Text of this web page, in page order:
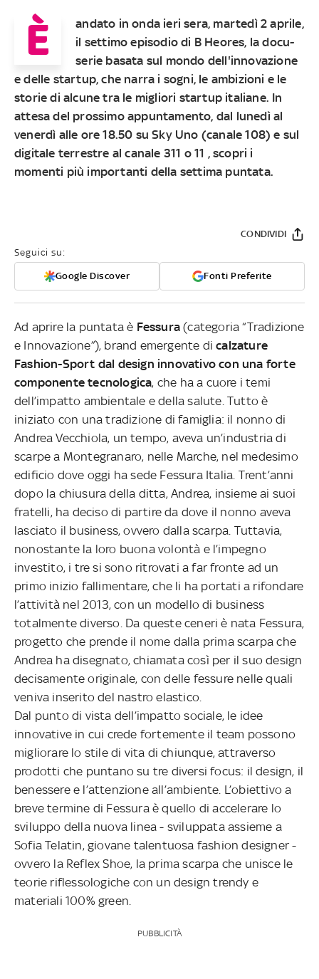
È
andato in onda ieri sera, martedì 2 aprile,
il settimo episodio di B Heores, la docu-
serie basata sul mondo dell'innovazione
e delle startup, che narra i sogni, le ambizioni e le
storie di alcune tra le migliori startup italiane. In
attesa del prossimo appuntamento, dal lunedì al
venerdì alle ore 18.50 su Sky Uno (canale 108) e sul
digitale terrestre al canale 311 o 11 , scopri i
momenti più importanti della settima puntata.
Seguici su:
Google Discover Fonti Preferite
CONDIVIDI
Ad aprire la puntata è Fessura (categoria “Tradizione
e Innovazione”), brand emergente dicalzature
Fashion-Sport dal design innovativo con una forte
componente tecnologica, che ha a cuore i temi
dell’impatto ambientale e della salute. Tutto è
iniziato con una tradizione di famiglia: il nonno di
Andrea Vecchiola, un tempo, aveva un’industria di
scarpe a Montegranaro, nelle Marche, nel medesimo
edificio dove oggi ha sede Fessura Italia. Trent’anni
dopo la chiusura della ditta, Andrea, insieme ai suoi
fratelli, ha deciso di partire da dove il nonno aveva
lasciato il business, ovvero dalla scarpa. Tuttavia,
nonostante la loro buona volontà e l’impegno
investito, i tre si sono ritrovati a far fronte ad un
primo inizio fallimentare, che li ha portati a rifondare
l’attività nel 2013, con un modello di business
totalmente diverso. Da queste ceneri è nata Fessura,
progetto che prende il nome dalla prima scarpa che
Andrea ha disegnato, chiamata così per il suo design
decisamente originale, con delle fessure nelle quali
veniva inserito del nastro elastico.
Dal punto di vista dell’impatto sociale, le idee
innovative in cui crede fortemente il team possono
migliorare lo stile di vita di chiunque, attraverso
prodotti che puntano su tre diversi focus: il design, il
benessere e l’attenzione all’ambiente. L’obiettivo a
breve termine di Fessura è quello di accelerare lo
sviluppo della nuova linea - sviluppata assieme a
Sofia Telatin, giovane talentuosa fashion designer -
ovvero la Reflex Shoe, la prima scarpa che unisce le
teorie riflessologiche con un design trendy e
materiali 100% green.
PUBBLICITÀ